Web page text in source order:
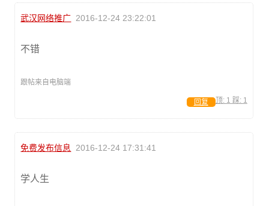
武汉网络推广 2016-12-24 23:22:01
不错
跟帖来自电脑端
顶: 1 踩: 1
回复
免费发布信息 2016-12-24 17:31:41
学人生